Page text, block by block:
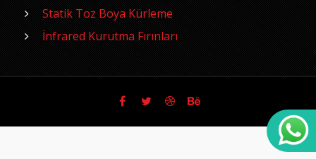
Statik Toz Boya Kürleme
İnfrared Kurutma Fırınları